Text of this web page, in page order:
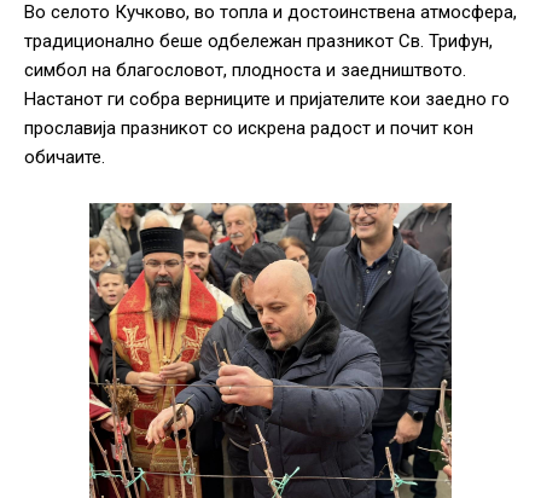
Во селото Кучково, во топла и достоинствена атмосфера,
традиционално беше одбележан празникот Св. Трифун,
симбол на благословот, плодноста и заедништвото.
Настанот ги собра верниците и пријателите кои заедно го
прославија празникот со искрена радост и почит кон
обичаите.